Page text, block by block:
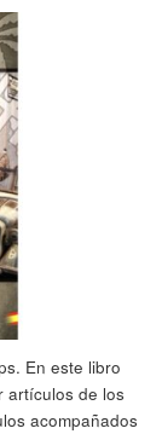
En este libro
artículos de los
acompañados